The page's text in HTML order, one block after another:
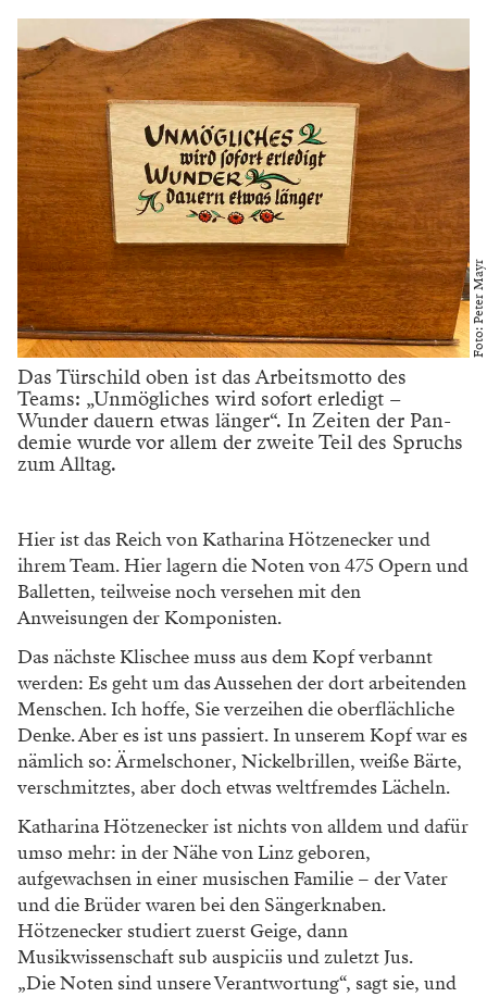
Aber alles der Reihe nach. Das Notenarchiv derWiener
Staatsoper befindet sich im dritten Stock des Hauses
am Ring. Man zuckelt mit dem Lastenaufzug nach
oben. Geht über einen Gang mit Linoleumboden und
biegt dann links ab. Es sind vier Räume, alle sehr
nüchtern. Im größten der Zimmer stehen ganz
normale Baumarkt-Stellagen. Jeder Zweite, der
hierzulande einen Keller oder eine Garage besitzt, hat
das „Wenn nur eine Schraube nicht fest angezogen ist,
dann wackelt alles“-Modell.
Stahltresor. Nein, auch der sieht nicht aus wie aus
einem „Harry Potter“-Film. Dafür ist er immer kühl,
um den Original-Opernpartituren ein längeres Leben
zu ermöglichen.